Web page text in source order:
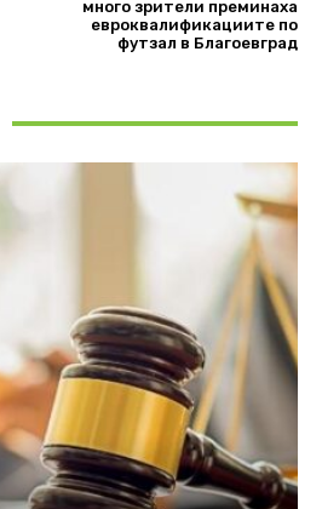
много зрители преминаха
евроквалификациите по
футзал в Благоевград